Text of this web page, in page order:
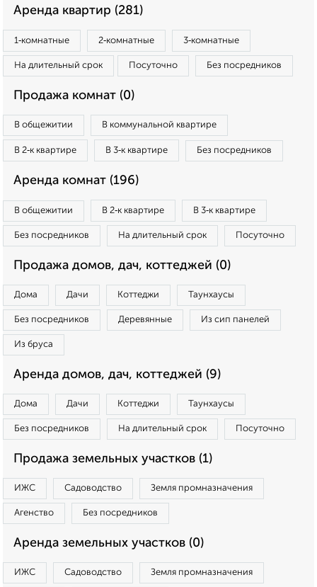
Аренда квартир (281)
1‑комнатные 2‑комнатные 3‑комнатные
На длительный срок Посуточно Без посредников
Продажа комнат (0)
В общежитии В коммунальной квартире
В 2‑к квартире В 3‑к квартире Без посредников
Аренда комнат (196)
В общежитии В 2‑к квартире В 3‑к квартире
Без посредников На длительный срок Посуточно
Продажа домов, дач, коттеджей (0)
Дома Дачи Коттеджи Таунхаусы
Без посредников Деревянные Из сип панелей
Из бруса
Аренда домов, дач, коттеджей (9)
Дома Дачи Коттеджи Таунхаусы
Без посредников На длительный срок Посуточно
Продажа земельных участков (1)
ИЖС Садоводство Земля промназначения
Агенство Без посредников
Аренда земельных участков (0)
ИЖС Садоводство Земля промназначения